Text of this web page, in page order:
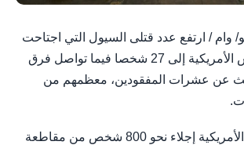
في 5 يوليو/ وام / ارتفع عدد قتلى السيول التي اجتاحت
وسط ولاية تكساس الأمريكية إلى 27 شخصا فيما تواصل فرق
عن عشرات المفقودين، معظمهم من
وأعلنت السلطات الأمريكية إجلاء نحو 800 شخص من مقاطعة